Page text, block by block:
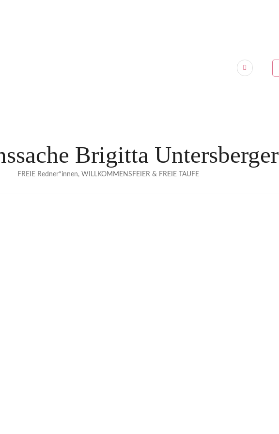
Brigitta Untersberger
FREIE Redner*innen, WILLKOMMENSFEIER & FREIE TAUFE